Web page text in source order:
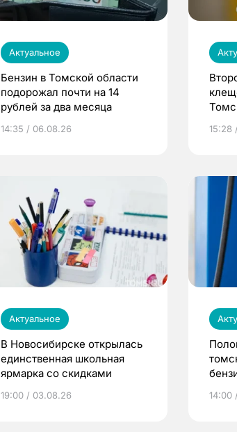
Актуальное
Бензин в Томской области
подорожал почти на 14
рублей за два месяца
14:35 / 06.08.26 15:28
Актуальное
В Новосибирске открылась
единственная школьная
ярмарка со скидками
19:00 / 03.08.26 14:00